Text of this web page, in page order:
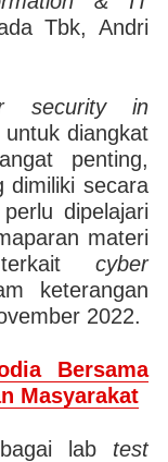
Tbk, Andri
security in
diangkat
penting,
dimiliki secara
dipelajari
materi
terkaitcyber
keterangan
2022.
Bersama
Masyarakat
lab test